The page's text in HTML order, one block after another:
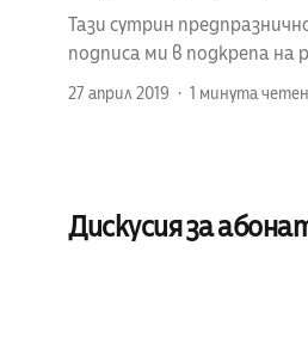
Тази сутрин
подписа ми в подкрепа
27 април 2019 1 минута
Дискусия за